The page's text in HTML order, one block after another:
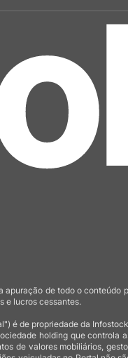
de todo o
e lucros cessantes.
é de propriedade da
holding que
de valores mobiliários,